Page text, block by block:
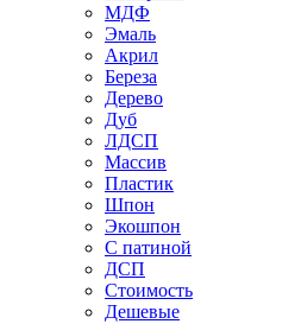
МДФ
Эмаль
Акрил
Береза
Дерево
Дуб
ЛДСП
Массив
Пластик
Шпон
Экошпон
С патиной
ДСП
Стоимость
Дешевые